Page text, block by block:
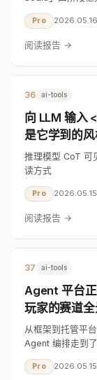
Pro 2026.05.16
阅读报告 →
36 ai-tools
向 LLM 输入
是它学到的
推理模型 CoT 可
读方式
Pro 2026.05.15
阅读报告 →
37 ai-tools
Agent 平台
玩家的赛道
从框架到托管平
Agent 编排走到
Pro 2026.05.15